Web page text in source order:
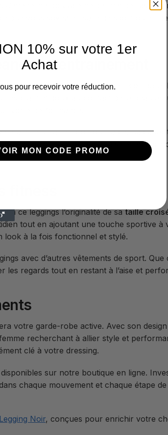
teinte polyvalente permet de
que vous soyez en salle de sport ou en
d’entraînement
ce leggings offre une élasticité
respirant et doux au contact de la peau
votre performance.
être un allié incontournable. Sa
limites tout en restant à l’aise et efficace
fitness
à ce leggings l’originalité de sataille
tout en ajoutant une touche sportive à
look à la fois fonctionnel et stylé.
avec d’autres vêtements de sport.
les regards tout en restant à l’aise et
votre garde-robe active. Avec son
recherchant à allier style et
clé à votre dressing.
sur notre boutique en ligne.
chaque mouvement et chaque étape
Legging Noir, conçues pour enrichir votre
10% sur votre 1er
Achat
pour recevoir votre réduction.
MON CODE PROMO